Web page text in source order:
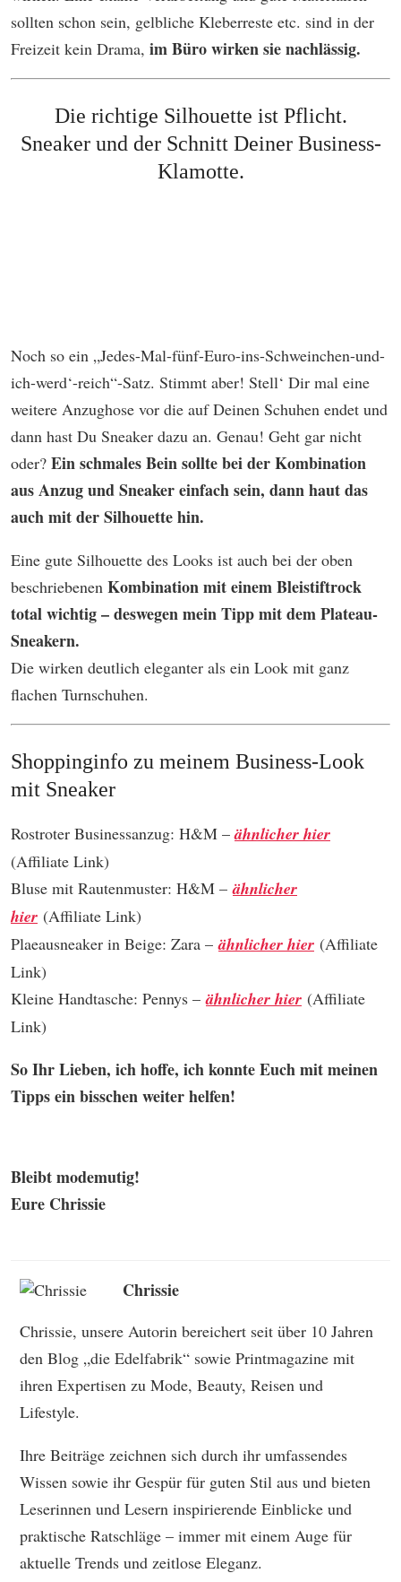
sollten schon sein, gelbliche Kleberreste etc. sind in der
Freizeit kein Drama, im Büro wirken sie nachlässig.
Die richtige Silhouette ist Pflicht.
Sneaker und der Schnitt Deiner Business-
Klamotte.
Noch so ein „Jedes-Mal-fünf-Euro-ins-Schweinchen-und-
ich-werd‘-reich“-Satz. Stimmt aber! Stell‘ Dir mal eine
weitere Anzughose vor die auf Deinen Schuhen endet und
dann hast Du Sneaker dazu an. Genau! Geht gar nicht
oder? Ein schmales Bein sollte bei der Kombination
aus Anzug und Sneaker einfach sein, dann haut das
auch mit der Silhouette hin.
Eine gute Silhouette des Looks ist auch bei der oben
beschriebenen Kombination mit einem Bleistiftrock
total wichtig – deswegen mein Tipp mit dem Plateau-
Sneakern.
Die wirken deutlich eleganter als ein Look mit ganz
flachen Turnschuhen.
Shoppinginfo zu meinem Business-Look
mit Sneaker
Rostroter Businessanzug: H&M –ähnlicher hier
(Affiliate Link)
Bluse mit Rautenmuster: H&M –ähnlicher
hier (Affiliate Link)
Plaeausneaker in Beige: Zara –ähnlicher hier (Affiliate
Link)
Kleine Handtasche: Pennys –ähnlicher hier (Affiliate
Link)
So Ihr Lieben, ich hoffe, ich konnte Euch mit meinen
Tipps ein bisschen weiter helfen!
Bleibt modemutig!
Eure Chrissie
Chrissie
Chrissie, unsere Autorin bereichert seit über 10 Jahren
den Blog „die Edelfabrik“ sowie Printmagazine mit
ihren Expertisen zu Mode, Beauty, Reisen und
Lifestyle.
Ihre Beiträge zeichnen sich durch ihr umfassendes
Wissen sowie ihr Gespür für guten Stil aus und bieten
Leserinnen und Lesern inspirierende Einblicke und
praktische Ratschläge – immer mit einem Auge für
aktuelle Trends und zeitlose Eleganz.